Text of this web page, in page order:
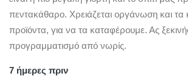
πεντακάθαρο. Χρειάζεται οργάνωση και τα
προϊόντα, για να τα καταφέρουμε. Ας
προγραμματισμό από νωρίς.
7 ήμερες πριν